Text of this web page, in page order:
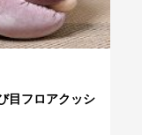
目フロアクッシ